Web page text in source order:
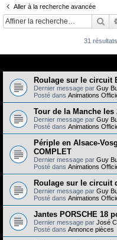
Aller à la recherche avancée
31
Roulage sur le circuit
Dernier message par Guy
Posté dans Animations
Tour de la Manche les
Dernier message par Guy
Posté dans Animations
Périple en Alsace-
COMPLET
Dernier message par Guy
Posté dans Animations
Roulage sur le circuit
Dernier message par Guy
Posté dans Animations
Jantes PORSCHE 18
Dernier message par José
Posté dans Annonce pièces